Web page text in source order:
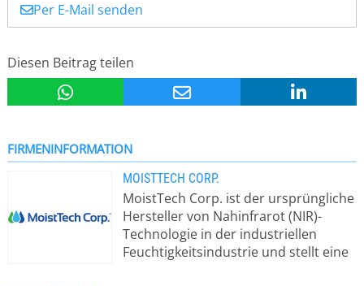
Per E-Mail senden
Diesen Beitrag teilen
FIRMENINFORMATION
MOISTTECH CORP.
MoistTech Corp. ist der ursprüngliche
Hersteller von Nahinfrarot (NIR)-
Technologie in der industriellen
Feuchtigkeitsindustrie und stellt eine